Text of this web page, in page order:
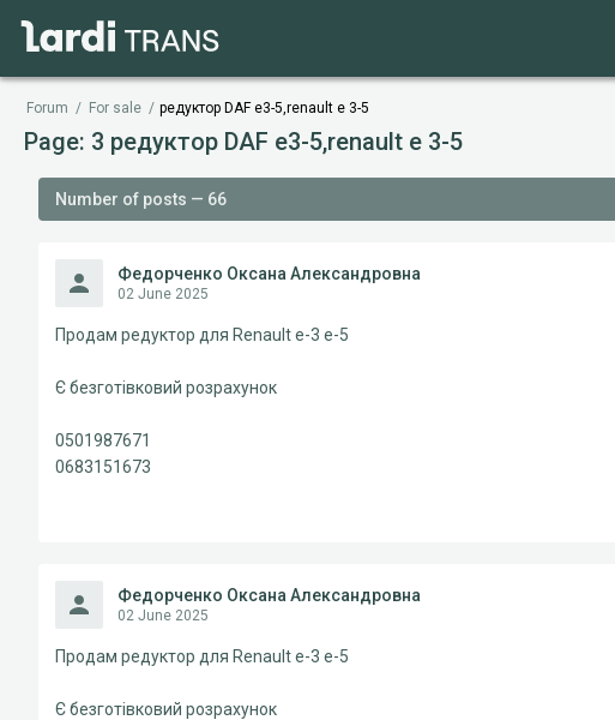
Forum / For sale / редуктор DAF e3-5,renault e 3-5
Page: 3 редуктор DAF e3-5,renault e 3-5
Number of posts — 66
Федорченко Оксана Александровна
02 June 2025
Продам редуктор для Renault e-3 e-5
Є безготівковий розрахунок
0501987671
0683151673
Федорченко Оксана Александровна
02 June 2025
Продам редуктор для Renault e-3 e-5
Є безготівковий розрахунок